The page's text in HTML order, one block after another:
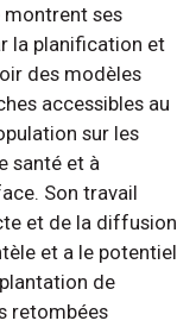
montrent ses
la planification et
des modèles
accessibles au
sur les
santé et à
Son travail
et de la diffusion
et a le potentiel
de
retombées